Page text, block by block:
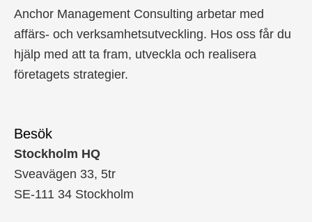
Anchor Management Consulting arbetar med
affärs- och verksamhetsutveckling. Hos oss får du
hjälp med att ta fram, utveckla och realisera
företagets strategier.
Besök
Stockholm HQ
Sveavägen 33, 5tr
SE-111 34 Stockholm